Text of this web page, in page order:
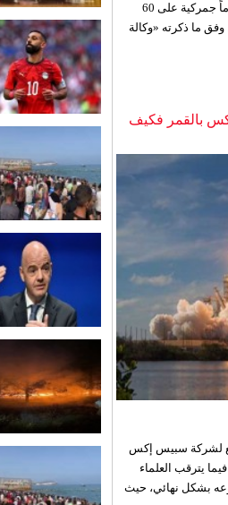
إدارة دونالد ترمب، الاثنين، على خلفية فرضه رسوماً جمركية على 60
وفق ما ذكرته «وكالة
بالقمر فكيف
ضخماً تائهاً من صاروخ فالكون 9 تابع لشركة سبيس إكس
يترقب العلماء
بشكل نهائي، حيث